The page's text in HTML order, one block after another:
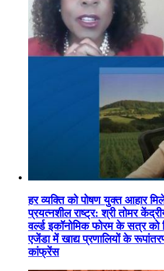
हर व्यक्ति को पोषण युक्त आहार
प्रयत्नशील राष्ट्र: श्री तोमर
वर्ल्ड इकॉनोमिक फोरम के सत्र को
एजेंडा में खाद्य प्रणालियों के
कांफ्रेंस